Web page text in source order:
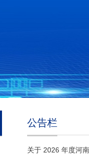
公告栏
关于 2026 年度河